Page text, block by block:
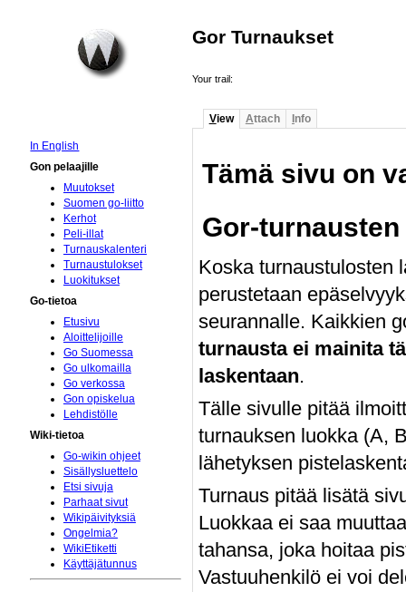
Gor Turnaukset
Your trail:
View Attach Info
Tämä sivu on
Gor-
Koska turnaustulosten
perustetaan
seurannalle. Kaikkien
turnausta ei mainita
laskentaan.
Tälle sivulle pitää
turnauksen luokka (A,
lähetyksen
Turnaus pitää lisätä
Luokkaa ei saa
tahansa, joka hoitaa
Vastuuhenkilö ei voi
In English
Gon pelaajille
Muutokset
Suomen go-liitto
Kerhot
Peli-illat
Turnauskalenteri
Turnaustulokset
Luokitukset
Go-tietoa
Etusivu
Aloittelijoille
Go Suomessa
Go ulkomailla
Go verkossa
Gon opiskelua
Lehdistölle
Wiki-tietoa
Go-wikin ohjeet
Sisällysluettelo
Etsi sivuja
Parhaat sivut
Wikipäivityksiä
Ongelmia?
WikiEtiketti
Käyttäjätunnus